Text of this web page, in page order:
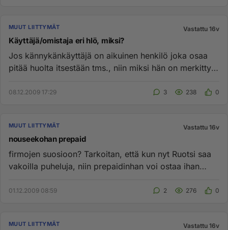
MUUT LIITTYMÄT Vastattu 16v
Käyttäjä/omistaja eri hlö, miksi?
Jos kännykänkäyttäjä on aikuinen henkilö joka osaa
pitää huolta itsestään tms., niin miksi hän on merkitty
08.12.2009 17:29 3 238 0
MUUT LIITTYMÄT Vastattu 16v
nouseekohan prepaid
firmojen suosioon? Tarkoitan, että kun nyt Ruotsi saa
vakoilla puheluja, niin prepaidinhan voi ostaa ihan
01.12.2009 08:59 2 276 0
MUUT LIITTYMÄT Vastattu 16v